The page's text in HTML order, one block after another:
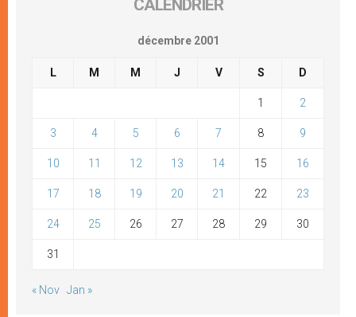
CALENDRIER
décembre 2001
L M M J V S D
1 2
3 4 5 6 7 8 9
10 11 12 13 14 15 16
17 18 19 20 21 22 23
24 25 26 27 28 29 30
31
« Nov Jan »